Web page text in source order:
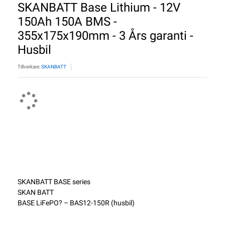
SKANBATT Base Lithium - 12V
150Ah 150A BMS -
355x175x190mm - 3 Års garanti -
Husbil
Tillverkare:SKANBATT
SKANBATT BASE series
SKAN BATT
BASE LiFePO? – BAS12-150R (husbil)